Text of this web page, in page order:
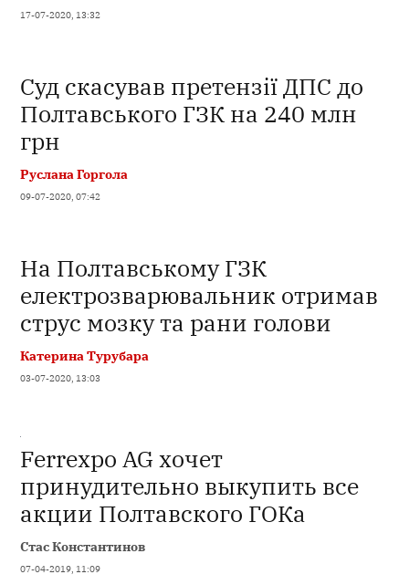
17-07-2020, 13:32
Суд скасував претензії ДПС до
Полтавського ГЗК на 240 млн
грн
Руслана Горгола
09-07-2020, 07:42
На Полтавському ГЗК
електрозварювальник отримав
струс мозку та рани голови
Катерина Турубара
03-07-2020, 13:03
Ferrexpo AG хочет
принудительно выкупить все
акции Полтавского ГОКа
Стас Константинов
07-04-2019, 11:09